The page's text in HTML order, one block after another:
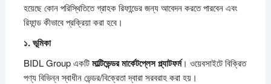
হয়েছে কোন পরিস্থিতিতে গ্রাহক রিফান্ডের জন্য আবেদন করতে পারবেন এবং
রিফান্ড কীভাবে প্রক্রিয়া করা হবে।
১.ভূমিকা
BIDL Group একটিমাল্টিভেন্ডরমার্কেটপ্লেসপ্ল্যাটফর্ম। ওয়েবসাইটে বিক্রিত
পণ্য বিভিন্ন স্বাধীন ভেন্ডর/বিক্রেতা দ্বারা সরবরাহ করা হয়।